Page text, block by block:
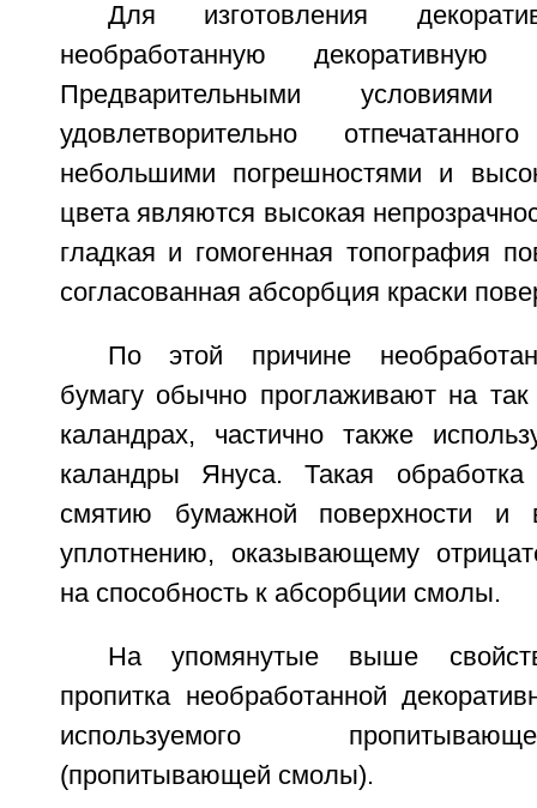
Для изготовления
необработанную декоративную
Предварительными
удовлетворительно
небольшими погрешностями и
цвета являются высокая
гладкая и гомогенная топография
согласованная абсорбция краски
По этой причине
бумагу обычно проглаживают на
каландрах, частично также
каландры Януса. Такая
смятию бумажной поверхности и
уплотнению, оказывающему
на способность к абсорбции смолы.
На упомянутые выше
пропитка необработанной
используемого
(пропитывающей смолы).